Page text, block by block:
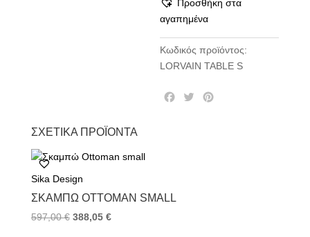
Προσθήκη στα
αγαπημένα
Κωδικός προϊόντος:
LORVAIN TABLE S
T
ΣΧΕΤΙΚΆ ΠΡΟΪΌΝΤΑ
Sika Design
ΣΚΑΜΠΏ OTTOMAN SMALL
597,00€ 388,05 €